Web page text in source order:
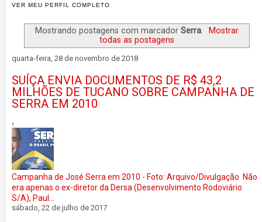
VER MEU PERFIL COMPLETO
Mostrando postagens com marcadorSerra
Mostrar
todas as postagens
quarta-feira, 28 de novembro de 2018
SUÍÇA ENVIA DOCUMENTOS DE R$ 43,2
MILHÕES DE TUCANO SOBRE CAMPANHA DE
SERRA EM 2010
›
Campanha de José Serra em 2010 - Foto: Arquivo/Divulgação Não
era apenas o ex-diretor da Dersa (Desenvolvimento Rodoviário
S/A), Paul...
sábado, 22 de julho de 2017